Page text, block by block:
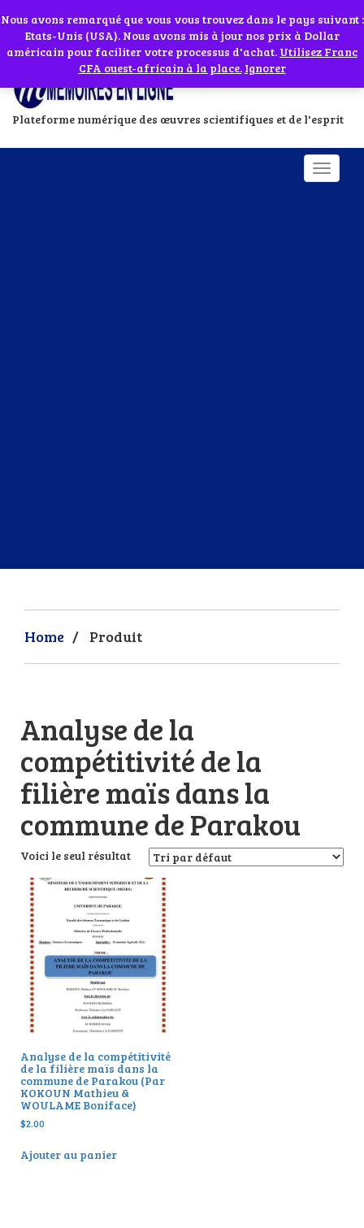
Abonnes toi à notre chaîne WhatsApp en cliquant sur l'icône en face
Plateforme numérique des œuvres scientifiques et de l'esprit
Home / Produit
Analyse de la
compétitivité de la
filière maïs dans la
commune de Parakou
Voici le seul résultat
Analyse de la compétitivité
de la filière maïs dans la
commune de Parakou (Par
KOKOUN Mathieu &
WOULAME Boniface)
$2.00
Ajouter au panier
Si vous avez besoin d'assistance Contactez-nous par WhatsApp au
+229 01 95 33 60 26Ignorer
Nous avons remarqué que vous vous trouvez dans le pays suivant :
Etats-Unis (USA). Nous avons mis à jour nos prix à Dollar
américain pour faciliter votre processus d'achat. Utilisez Franc
CFA ouest-africain à la place. Ignorer